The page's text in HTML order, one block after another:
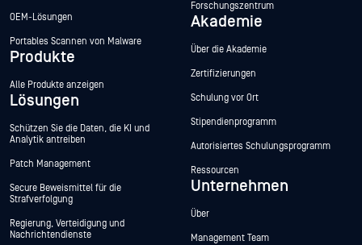
OEM-Lösungen
Portables Scannen von Malware
Produkte
Alle Produkte anzeigen
Lösungen
Schützen Sie die Daten, die KI und
Analytik antreiben
Patch Management
Secure Beweismittel für die
Strafverfolgung
Regierung, Verteidigung und
Nachrichtendienste
Forschungszentrum
Akademie
Über die Akademie
Zertifizierungen
Schulung vor Ort
Stipendienprogramm
Autorisiertes Schulungsprogramm
Ressourcen
Unternehmen
Über
Management Team